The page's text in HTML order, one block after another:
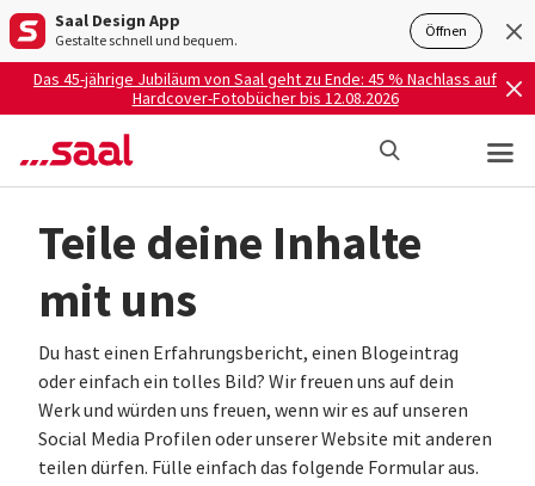
Saal Design App
Gestalte schnell und bequem. Öffnen
Das 45-jährige Jubiläum von Saal geht zu Ende: 45 % Nachlass auf
Hardcover-Fotobücher bis 12.08.2026
Teile deine Inhalte
mit uns
Du hast einen Erfahrungsbericht, einen Blogeintrag
oder einfach ein tolles Bild? Wir freuen uns auf dein
Werk und würden uns freuen, wenn wir es auf unseren
Social Media Profilen oder unserer Website mit anderen
teilen dürfen. Fülle einfach das folgende Formular aus.